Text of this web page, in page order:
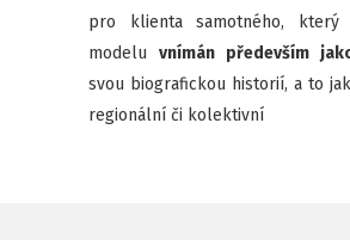
pro klienta samotného,
modelu vnímán především
svou biografickou historií, a to
regionální či kolektivní